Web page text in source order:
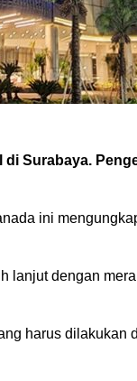
Surabaya.
ini
lanjut dengan
harus dilakukan